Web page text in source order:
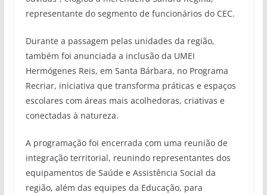
representante do segmento de funcionários do CEC.
Durante a passagem pelas unidades da região,
também foi anunciada a inclusão da UMEI
Hermógenes Reis, em Santa Bárbara, no Programa
Recriar, iniciativa que transforma práticas e espaços
escolares com áreas mais acolhedoras, criativas e
conectadas à natureza.
A programação foi encerrada com uma reunião de
integração territorial, reunindo representantes dos
equipamentos de Saúde e Assistência Social da
região, além das equipes da Educação, para